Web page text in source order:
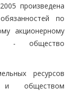
произведена
по
акционерному
- общество
ресурсов
и обществом